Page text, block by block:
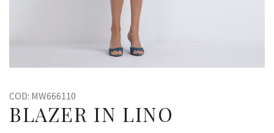
COD: MW666110
BLAZER IN LINO